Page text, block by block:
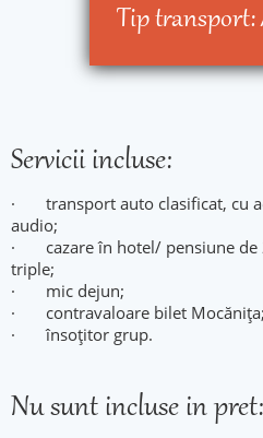
Tip transport:
Servicii incluse:
· transport auto clasificat, cu
audio;
· cazare în hotel/ pensiune de
triple;
· mic dejun;
· contravaloare bilet Mocănița;
· însoțitor grup.
Nu sunt incluse in pret: